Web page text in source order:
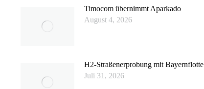
Timocom übernimmt Aparkado
August 4, 2026
H2-Straßenerprobung mit Bayernflotte
Juli 31, 2026